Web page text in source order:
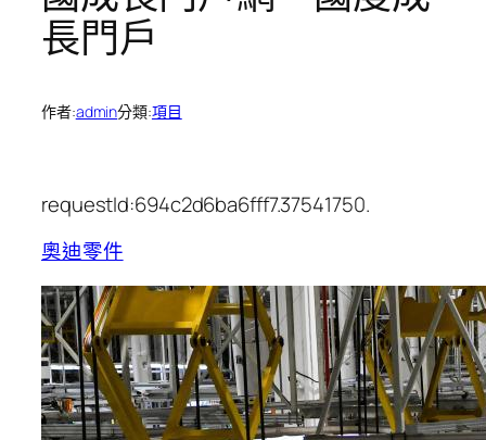
長門戶
作者:admin分類:項目
requestId:694c2d6ba6fff7.37541750.
奧迪零件